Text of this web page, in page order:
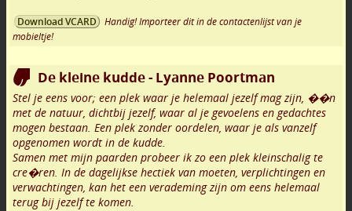
Download VCARD
Handig! Importeer dit in de contactenlijst van je
mobieltje!
De kleine kudde - Lyanne Poortman
Stel je eens voor; een plek waar je helemaal jezelf mag zijn, ��n
met de natuur, dichtbij jezelf, waar al je gevoelens en gedachtes
mogen bestaan. Een plek zonder oordelen, waar je als vanzelf
opgenomen wordt in de kudde.
Samen met mijn paarden probeer ik zo een plek kleinschalig te
cre�ren. In de dagelijkse hectiek van moeten, verplichtingen en
verwachtingen, kan het een verademing zijn om eens helemaal
terug bij jezelf te komen.